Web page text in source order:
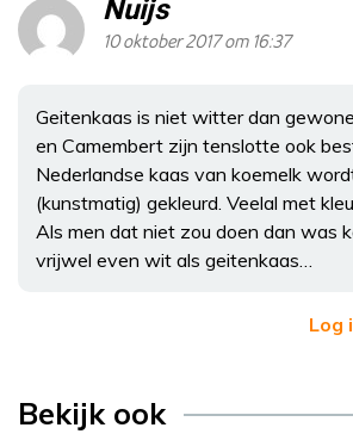
Nuijs
10 oktober 2017 om 16:37
Geitenkaas is niet witter dan
en Camembert zijn tenslotte ook
Nederlandse kaas van koemelk
(kunstmatig) gekleurd. Veelal met
Als men dat niet zou doen dan was
vrijwel even wit als geitenkaas…
Log
Bekijk ook